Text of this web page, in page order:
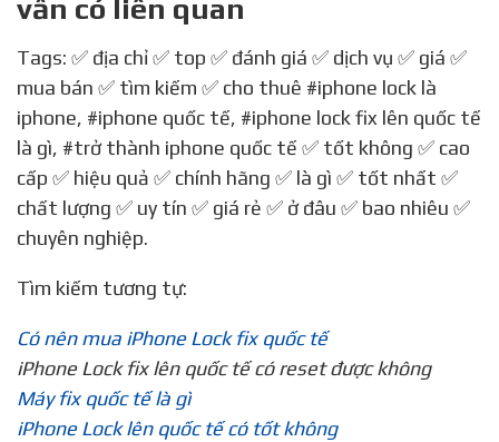
vấn có liên quan
Tags: ✅ địa chỉ ✅ top ✅ đánh giá ✅ dịch vụ ✅ giá ✅
mua bán ✅ tìm kiếm ✅ cho thuê #iphone lock là
iphone, #iphone quốc tế, #iphone lock fix lên quốc tế
là gì, #trở thành iphone quốc tế ✅ tốt không ✅ cao
cấp ✅ hiệu quả ✅ chính hãng ✅ là gì ✅ tốt nhất ✅
chất lượng ✅ uy tín ✅ giá rẻ ✅ ở đâu ✅ bao nhiêu ✅
chuyên nghiệp.
Tìm kiếm tương tự:
Có nên mua iPhone Lock fix quốc tế
iPhone Lock fix lên quốc tế có reset được không
Máy fix quốc tế là gì
iPhone Lock lên quốc tế có tốt không